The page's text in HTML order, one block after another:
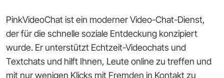
PinkVideoChat ist ein moderner Video-Chat-Dienst,
der für die schnelle soziale Entdeckung konzipiert
wurde. Er unterstützt Echtzeit-Videochats und
Textchats und hilft Ihnen, Leute online zu treffen und
mit nur wenigen Klicks mit Fremden in Kontakt zu